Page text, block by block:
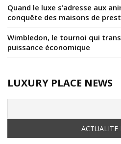
Quand le luxe s’adresse aux
conquête des maisons de
Wimbledon, le tournoi qui
puissance économique
LUXURY PLACE NEWS